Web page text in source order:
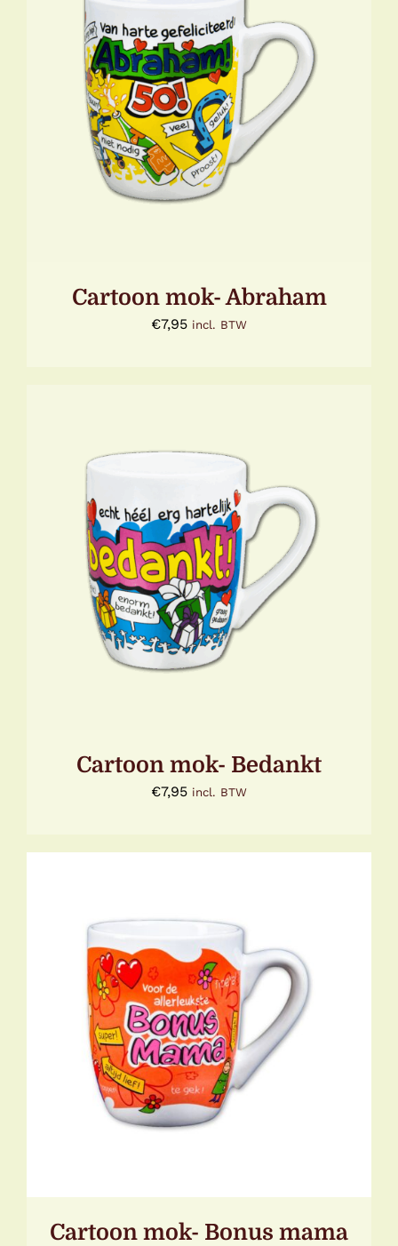
TOEVOEGEN AAN WINKELWAGEN
/
DETAILS
Cartoon mok- Abraham
€7,95 incl. BTW
TOEVOEGEN AAN WINKELWAGEN
/
DETAILS
Cartoon mok- Bedankt
€7,95 incl. BTW
TOEVOEGEN AAN WINKELWAGEN
DETAILS
Cartoon mok- Bonus mama